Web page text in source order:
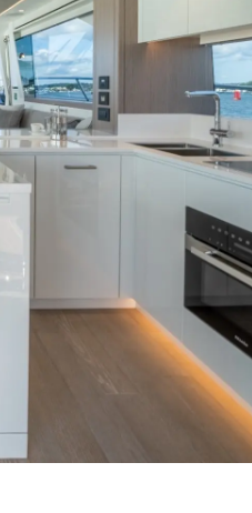
¿Quiénes Somos?
Brokerage
Charter
Noticias
Eventos
¿Quiénes Somos?
Historia
Valore Su Embarcación